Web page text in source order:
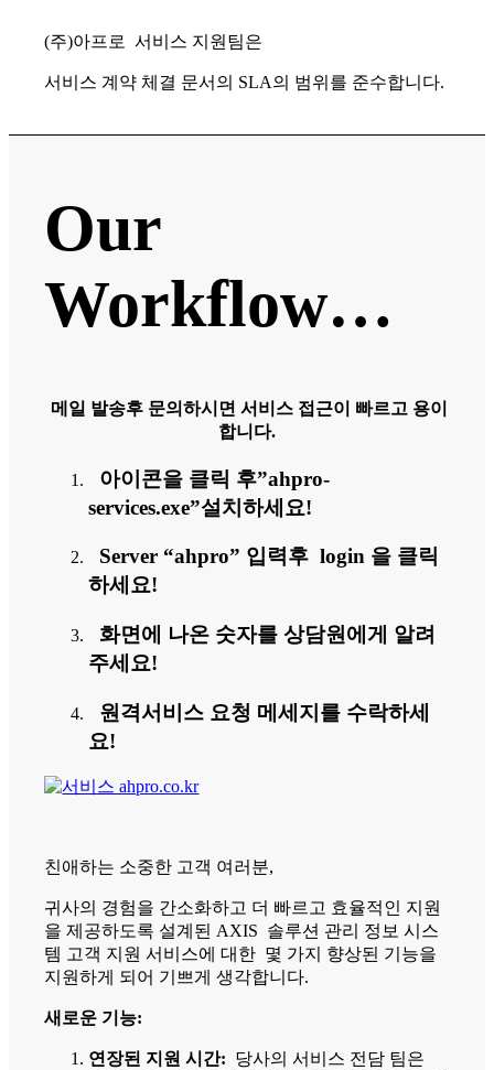
(주)아프로 서비스 지원팀은
서비스 계약 체결 문서의 SLA의 범위를 준수합니다.
Our
Workflow…
메일 발송후 문의하시면 서비스 접근이 빠르고 용이
합니다.
아이콘을 클릭 후”ahpro-
services.exe”설치하세요!
Server “ahpro” 입력후 login 을 클릭
하세요!
화면에 나온 숫자를 상담원에게 알려
주세요!
원격서비스 요청 메세지를 수락하세
요!
친애하는 소중한 고객 여러분,
귀사의 경험을 간소화하고 더 빠르고 효율적인 지원
을 제공하도록 설계된 AXIS 솔루션 관리 정보 시스
템 고객 지원 서비스에 대한 몇 가지 향상된 기능을
지원하게 되어 기쁘게 생각합니다.
새로운 기능:
연장된 지원 시간: 당사의 서비스 전담 팀은